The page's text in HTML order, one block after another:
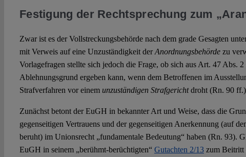
Festigung der Rechtsprechung zum
Zwar ist es der Vollstreckungsbehörde nach dem grade Gesagten
mit Verweis auf eine Unzuständigkeit derAnordnungsbehördezu
Vorlagefragen stellte sich jedoch die Frage, ob sich aus Art. 47 Abs.
Ablehnungsgrund ergeben kann, wenn dem Betroffenen im
Strafverfahren vor einem unzuständigen Strafgerichtdroht (Rn. 90 ff.)
Zunächst betont der EuGH in bekannter Art und Weise, dass die
gegenseitigen Vertrauens und der gegenseitigen Anerkennung (auf
beruht) im Unionsrecht „fundamentale Bedeutung“ haben (Rn. 93).
EuGH in seinem „berühmt-berüchtigten“ Gutachten 2/13zum Beitritt